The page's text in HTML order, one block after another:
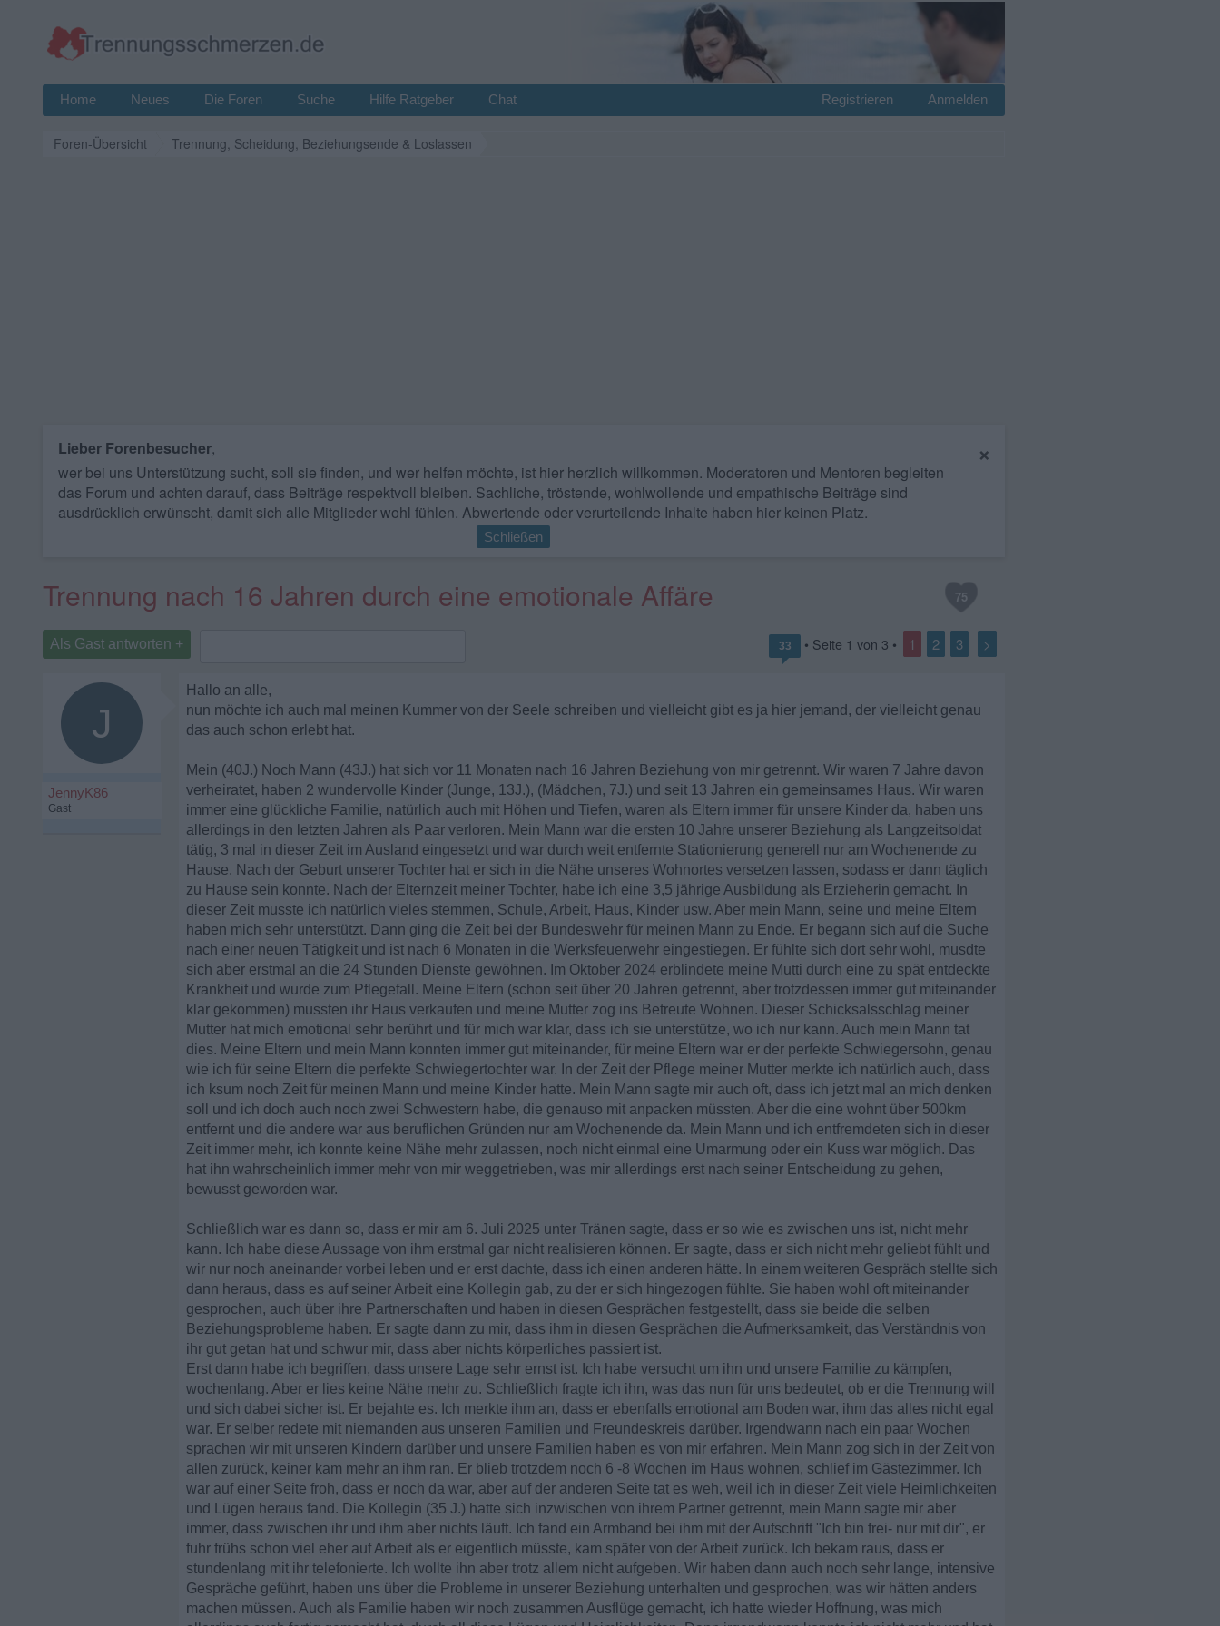
Home Neues Die Foren Suche Hilfe Ratgeber Chat Anmelden
Registrieren
Foren-Übersicht Trennung, Scheidung, Beziehungsende & Loslassen
×
Lieber Forenbesucher,
wer bei uns Unterstützung sucht, soll sie finden, und wer helfen möchte, ist hier herzlich willkommen. Moderatoren und Mentoren begleiten
das Forum und achten darauf, dass Beiträge respektvoll bleiben. Sachliche, tröstende, wohlwollende und empathische Beiträge sind
ausdrücklich erwünscht, damit sich alle Mitglieder wohl fühlen. Abwertende oder verurteilende Inhalte haben hier keinen Platz.
Schließen
75
Trennung nach 16 Jahren durch eine emotionale Affäre
Als Gast antworten + 33 • Seite 1 von 3 • 1 2 3 >
J
JennyK86
Gast
Hallo an alle,
nun möchte ich auch mal meinen Kummer von der Seele schreiben und vielleicht gibt es ja hier jemand, der vielleicht genau
das auch schon erlebt hat.
Mein (40J.) Noch Mann (43J.) hat sich vor 11 Monaten nach 16 Jahren Beziehung von mir getrennt. Wir waren 7 Jahre davon
verheiratet, haben 2 wundervolle Kinder (Junge, 13J.), (Mädchen, 7J.) und seit 13 Jahren ein gemeinsames Haus. Wir waren
immer eine glückliche Familie, natürlich auch mit Höhen und Tiefen, waren als Eltern immer für unsere Kinder da, haben uns
allerdings in den letzten Jahren als Paar verloren. Mein Mann war die ersten 10 Jahre unserer Beziehung als Langzeitsoldat
tätig, 3 mal in dieser Zeit im Ausland eingesetzt und war durch weit entfernte Stationierung generell nur am Wochenende zu
Hause. Nach der Geburt unserer Tochter hat er sich in die Nähe unseres Wohnortes versetzen lassen, sodass er dann täglich
zu Hause sein konnte. Nach der Elternzeit meiner Tochter, habe ich eine 3,5 jährige Ausbildung als Erzieherin gemacht. In
dieser Zeit musste ich natürlich vieles stemmen, Schule, Arbeit, Haus, Kinder usw. Aber mein Mann, seine und meine Eltern
haben mich sehr unterstützt. Dann ging die Zeit bei der Bundeswehr für meinen Mann zu Ende. Er begann sich auf die Suche
nach einer neuen Tätigkeit und ist nach 6 Monaten in die Werksfeuerwehr eingestiegen. Er fühlte sich dort sehr wohl, musdte
sich aber erstmal an die 24 Stunden Dienste gewöhnen. Im Oktober 2024 erblindete meine Mutti durch eine zu spät entdeckte
Krankheit und wurde zum Pflegefall. Meine Eltern (schon seit über 20 Jahren getrennt, aber trotzdessen immer gut miteinander
klar gekommen) mussten ihr Haus verkaufen und meine Mutter zog ins Betreute Wohnen. Dieser Schicksalsschlag meiner
Mutter hat mich emotional sehr berührt und für mich war klar, dass ich sie unterstütze, wo ich nur kann. Auch mein Mann tat
dies. Meine Eltern und mein Mann konnten immer gut miteinander, für meine Eltern war er der perfekte Schwiegersohn, genau
wie ich für seine Eltern die perfekte Schwiegertochter war. In der Zeit der Pflege meiner Mutter merkte ich natürlich auch, dass
ich ksum noch Zeit für meinen Mann und meine Kinder hatte. Mein Mann sagte mir auch oft, dass ich jetzt mal an mich denken
soll und ich doch auch noch zwei Schwestern habe, die genauso mit anpacken müssten. Aber die eine wohnt über 500km
entfernt und die andere war aus beruflichen Gründen nur am Wochenende da. Mein Mann und ich entfremdeten sich in dieser
Zeit immer mehr, ich konnte keine Nähe mehr zulassen, noch nicht einmal eine Umarmung oder ein Kuss war möglich. Das
hat ihn wahrscheinlich immer mehr von mir weggetrieben, was mir allerdings erst nach seiner Entscheidung zu gehen,
bewusst geworden war.
Schließlich war es dann so, dass er mir am 6. Juli 2025 unter Tränen sagte, dass er so wie es zwischen uns ist, nicht mehr
kann. Ich habe diese Aussage von ihm erstmal gar nicht realisieren können. Er sagte, dass er sich nicht mehr geliebt fühlt und
wir nur noch aneinander vorbei leben und er erst dachte, dass ich einen anderen hätte. In einem weiteren Gespräch stellte sich
dann heraus, dass es auf seiner Arbeit eine Kollegin gab, zu der er sich hingezogen fühlte. Sie haben wohl oft miteinander
gesprochen, auch über ihre Partnerschaften und haben in diesen Gesprächen festgestellt, dass sie beide die selben
Beziehungsprobleme haben. Er sagte dann zu mir, dass ihm in diesen Gesprächen die Aufmerksamkeit, das Verständnis von
ihr gut getan hat und schwur mir, dass aber nichts körperliches passiert ist.
Erst dann habe ich begriffen, dass unsere Lage sehr ernst ist. Ich habe versucht um ihn und unsere Familie zu kämpfen,
wochenlang. Aber er lies keine Nähe mehr zu. Schließlich fragte ich ihn, was das nun für uns bedeutet, ob er die Trennung will
und sich dabei sicher ist. Er bejahte es. Ich merkte ihm an, dass er ebenfalls emotional am Boden war, ihm das alles nicht egal
war. Er selber redete mit niemanden aus unseren Familien und Freundeskreis darüber. Irgendwann nach ein paar Wochen
sprachen wir mit unseren Kindern darüber und unsere Familien haben es von mir erfahren. Mein Mann zog sich in der Zeit von
allen zurück, keiner kam mehr an ihm ran. Er blieb trotzdem noch 6 -8 Wochen im Haus wohnen, schlief im Gästezimmer. Ich
war auf einer Seite froh, dass er noch da war, aber auf der anderen Seite tat es weh, weil ich in dieser Zeit viele Heimlichkeiten
und Lügen heraus fand. Die Kollegin (35 J.) hatte sich inzwischen von ihrem Partner getrennt, mein Mann sagte mir aber
immer, dass zwischen ihr und ihm aber nichts läuft. Ich fand ein Armband bei ihm mit der Aufschrift "Ich bin frei- nur mit dir", er
fuhr frühs schon viel eher auf Arbeit als er eigentlich müsste, kam später von der Arbeit zurück. Ich bekam raus, dass er
stundenlang mit ihr telefonierte. Ich wollte ihn aber trotz allem nicht aufgeben. Wir haben dann auch noch sehr lange, intensive
Gespräche geführt, haben uns über die Probleme in unserer Beziehung unterhalten und gesprochen, was wir hätten anders
machen müssen. Auch als Familie haben wir noch zusammen Ausflüge gemacht, ich hatte wieder Hoffnung, was mich